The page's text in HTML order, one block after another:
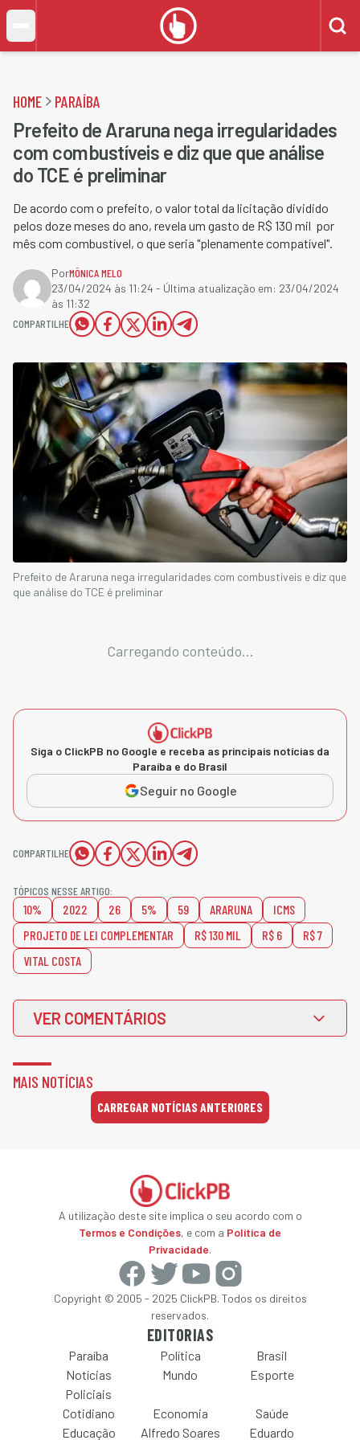
HOME PARAÍBA
Prefeito de Araruna nega irregularidades
com combustíveis e diz que que análise
do TCE é preliminar
De acordo com o prefeito, o valor total da licitação dividido
pelos doze meses do ano, revela um gasto de R$ 130 mil por
mês com combustível, o que seria "plenamente compatível".
PorMÔNICA MELO
23/04/2024 às 11:24 - Última atualização em: 23/04/2024
às 11:32
COMPARTILHE
Prefeito de Araruna nega irregularidades com combustíveis e diz que
que análise do TCE é preliminar
Carregando conteúdo...
Siga o ClickPB no Google e receba as principais notícias da
Paraíba e do Brasil
Seguir no Google
COMPARTILHE
TÓPICOS NESSE ARTIGO:
10% 2022 26 5% 59 ARARUNA
ICMS
PROJETO DE LEI COMPLEMENTAR
R$ 130 MIL R$ 6
R$ 7
VITAL COSTA
VER COMENTÁRIOS
MAIS NOTÍCIAS
CARREGAR NOTÍCIAS ANTERIORES
A utilização deste site implica o seu acordo com o
Termos e Condições, e com a Política de
Privacidade.
Copyright © 2005 - 2025 ClickPB. Todos os direitos
reservados.
EDITORIAS
Paraíba Política
Brasil
Notícias
Policiais
Mundo Esporte
Cotidiano Economia
Saúde
Educação
Alfredo Soares Eduardo